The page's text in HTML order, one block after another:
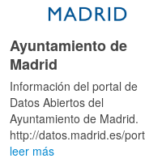
Ayuntamiento de
Madrid
Información del portal de
Datos Abiertos del
Ayuntamiento de Madrid.
http://datos.madrid.es/
leer más